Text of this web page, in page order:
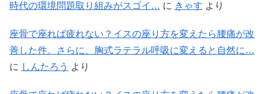
時代の環境問題取り組みがスゴイ… に きゃす より
座骨で座れば疲れない？イスの座り方を変えたら腰痛が改
善した件。さらに、胸式ラテラル呼吸に変えると自然に…
に しんたろう より